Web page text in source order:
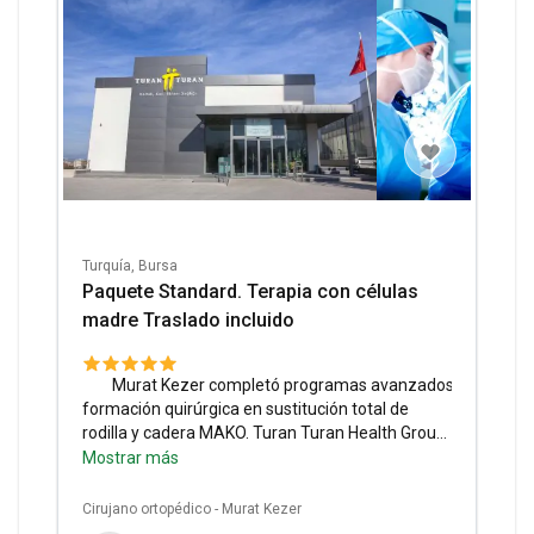
Turquía, Bursa
Paquete Standard. Terapia con células
madre Traslado incluido
Cirujano ortopédico - Murat Kezer
Murat Kezer completó programas avanzados de
formación quirúrgica en sustitución total de
rodilla y cadera MAKO. Turan Turan Health Group
es un centro ortopédico robótico de Bursa
innovadores de las articulaciones.
incluidos:
Mostrar más